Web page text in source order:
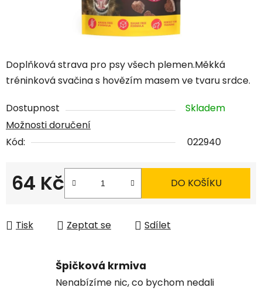
Doplňková strava pro psy všech plemen.Měkká
tréninková svačina s hovězím masem ve tvaru srdce.
Dostupnost
Skladem
Možnosti doručení
Kód:
022940
64 Kč
Měrná cena:
DO KOŠÍKU
Tisk Zeptat se Sdílet
Špičková krmiva
Nenabízíme nic, co bychom nedali